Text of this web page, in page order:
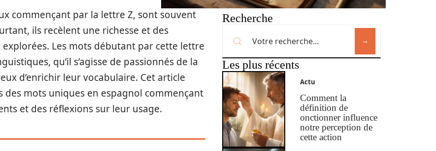
commençant par la lettre Z, sont souvent
ils recèlent une richesse et des
Les mots débutant par cette lettre
qu’il s’agisse de passionnés de la
d’enrichir leur vocabulaire. Cet article
mots uniques en espagnol commençant
et des réflexions sur leur usage.
Recherche
Les plus récents
Actu
Comment la
définition de
onctionner influence
notre perception de
cette action